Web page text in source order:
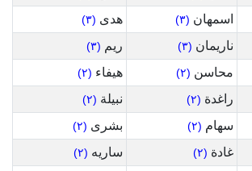
اسمهان (٣) هدى (٣)
ناريمان (٣) ريم (٣)
محاسن (٢) هيفاء (٢)
راغدة (٢) نبيلة (٢)
سهام (٢) بشرى (٢)
غادة (٢) ساريه (٢)